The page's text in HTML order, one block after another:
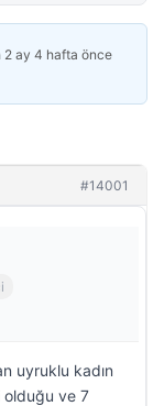
2 ay 4 hafta önce
#14001
uyruklu kadın
olduğu ve 7